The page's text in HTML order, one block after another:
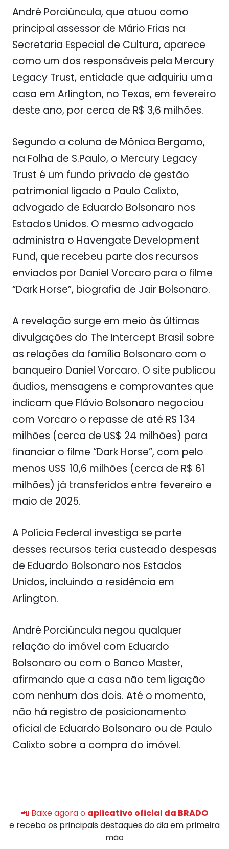
André Porciúncula, que atuou como
principal assessor de Mário Frias na
Secretaria Especial de Cultura, aparece
como um dos responsáveis pela Mercury
Legacy Trust, entidade que adquiriu uma
casa em Arlington, no Texas, em fevereiro
deste ano, por cerca de R$ 3,6 milhões.
Segundo a coluna de Mônica Bergamo,
na Folha de S.Paulo, o Mercury Legacy
Trust é um fundo privado de gestão
patrimonial ligado a Paulo Calixto,
advogado de Eduardo Bolsonaro nos
Estados Unidos. O mesmo advogado
administra o Havengate Development
Fund, que recebeu parte dos recursos
enviados por Daniel Vorcaro para o filme
“Dark Horse”, biografia de Jair Bolsonaro.
A revelação surge em meio às últimas
divulgações do The Intercept Brasil sobre
as relações da família Bolsonaro com o
banqueiro Daniel Vorcaro. O site publicou
áudios, mensagens e comprovantes que
indicam que Flávio Bolsonaro negociou
com Vorcaro o repasse de até R$ 134
milhões (cerca de US$ 24 milhões) para
financiar o filme “Dark Horse”, com pelo
menos US$ 10,6 milhões (cerca de R$ 61
milhões) já transferidos entre fevereiro e
maio de 2025.
A Polícia Federal investiga se parte
desses recursos teria custeado despesas
de Eduardo Bolsonaro nos Estados
Unidos, incluindo a residência em
Arlington.
André Porciúncula negou qualquer
relação do imóvel com Eduardo
Bolsonaro ou com o Banco Master,
afirmando que a casa não tem ligação
com nenhum dos dois. Até o momento,
não há registro de posicionamento
oficial de Eduardo Bolsonaro ou de Paulo
Calixto sobre a compra do imóvel.
📲 Baixe agora o aplicativo oficial da BRADO
e receba os principais destaques do dia em primeira
mão